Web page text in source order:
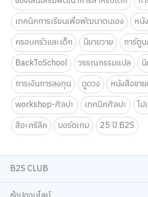
หนังสือนิยาย
หนังสือพัฒนาตนเอง
มังงะ
ศิลปะสำหรับเด็ก
ศิลปะและง
ของเล่นเสริมพัฒนาการสำหรับเด็ก
ก
เทคนิคการเรียนเพื่อพัฒนาตนเอง
หนั
ครอบครัวและเด็ก
นิยายวาย
การ์ตู
BackToSchool
วรรณกรรมแปล
การเงินการลงทุน
ดูดวง
หนังสือขายดี
workshop-ศิลปะ
เทคนิคศิลปะ
โ
สีอะคริลิค
บอร์ดเกม 25 ปี B2S